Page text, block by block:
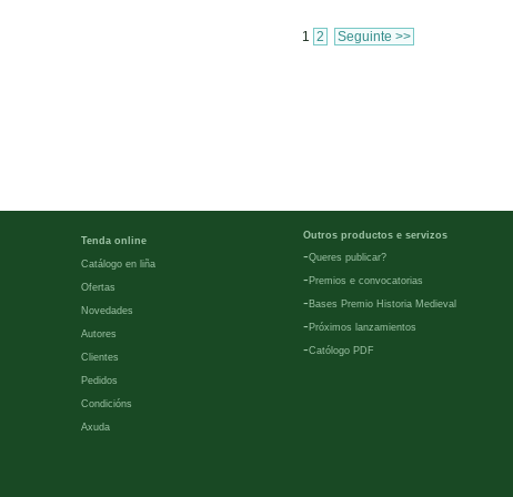
1 2 Seguinte >>
Tenda online
Catálogo en liña
Ofertas
Novedades
Autores
Clientes
Pedidos
Condicións
Axuda
Outros productos e servizos
-Queres publicar?
- Premios e convocatorias
- Bases Premio Historia Medieval
- Próximos lanzamientos
-Católogo PDF